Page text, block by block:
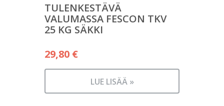
TULENKESTÄVÄ
VALUMASSA FESCON TKV
25 KG SÄKKI
29,80 €
LUE LISÄÄ »